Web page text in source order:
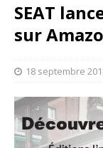
SEAT
sur
18 septembre